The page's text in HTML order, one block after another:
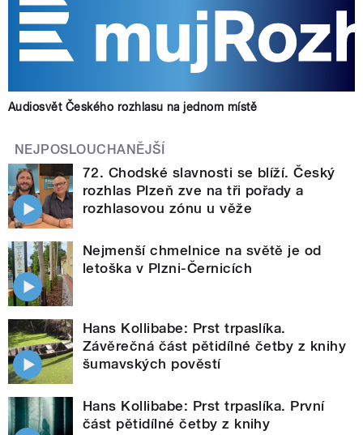
Audiosvět Českého rozhlasu na jednom místě
NEJPOSLOUCHANĚJŠÍ
72. Chodské slavnosti se blíží. Český
rozhlas Plzeň zve na tři pořady a
rozhlasovou zónu u věže
Nejmenší chmelnice na světě je od
letoška v Plzni-Černicích
Hans Kollibabe: Prst trpaslíka.
Závěrečná část pětidílné četby z knihy
šumavských pověstí
Hans Kollibabe: Prst trpaslíka. První
část pětidílné četby z knihy